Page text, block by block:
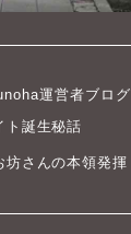
運営者ブログ
ト誕生秘話
坊さんの本領発揮